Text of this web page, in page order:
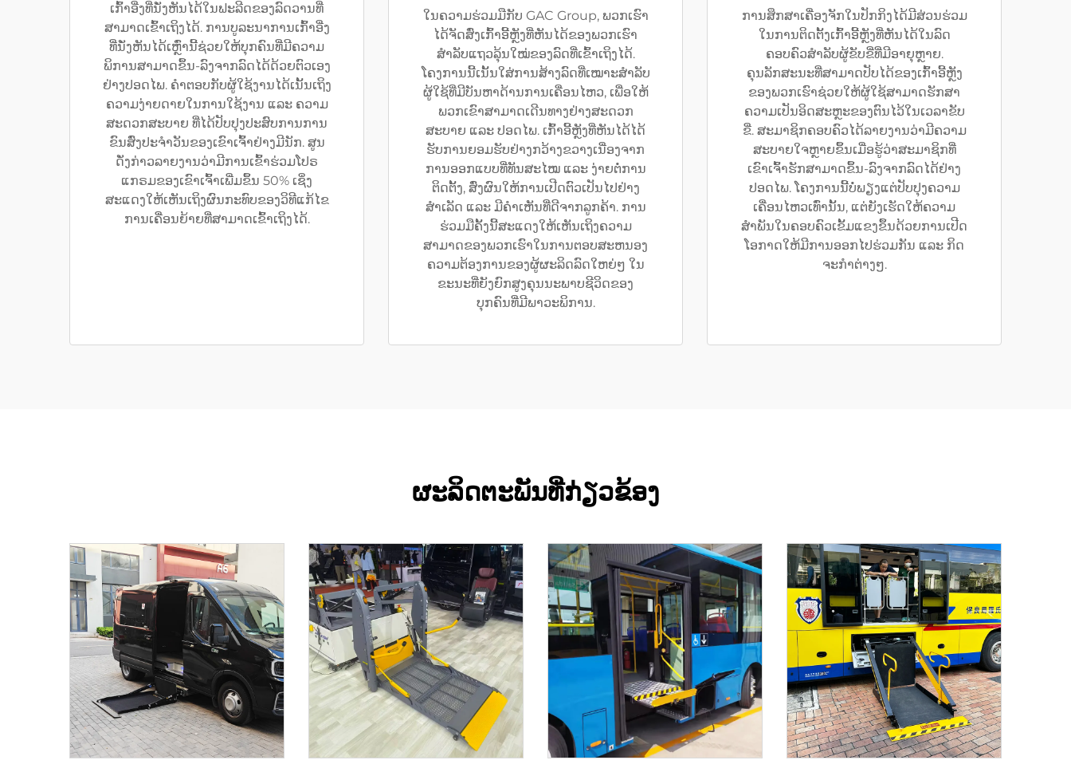
ເກົ້າອີ່ງທີ່ນັ່ງຫັນໄດ້ໃນຟະລີດຂອງລົດວານທີ່
ສາມາດເຂົ້າເຖິງໄດ້. ການບູລະນາການເກົ້າອີ່ງ
ທີ່ນັ່ງຫັນໄດ້ເຫຼົ່ານີ້ຊ່ວຍໃຫ້ບຸກຄົນທີ່ມີຄວາມ
ພິການສາມາດຂຶ້ນ-ລົງຈາກລົດໄດ້ດ້ວຍຕົວເອງ
ຢ່າງປອດໄພ. ຄຳຕອບກັບຜູ້ໃຊ້ງານໄດ້ເນັ້ນເຖິງ
ຄວາມງ່າຍດາຍໃນການໃຊ້ງານ ແລະ ຄວາມ
ສະດວກສະບາຍ ທີ່ໄດ້ປັບປຸງປະສົບການການ
ຂົນສົ່ງປະຈຳວັນຂອງເຂົາເຈົ້າຢ່າງມີນັກ. ສູນ
ດັ່ງກ່າວລາຍງານວ່າມີການເຂົ້າຮ່ວມໂປຣ
ແກຣມຂອງເຂົາເຈົ້າເພີ່ມຂຶ້ນ 50% ເຊິ່ງ
ສະແດງໃຫ້ເຫັນເຖິງຜົນກະທົບຂອງວິທີແກ້ໄຂ
ການເຄື່ອນຍ້າຍທີ່ສາມາດເຂົ້າເຖິງໄດ້.
ໃນຄວາມຮ່ວມມືກັບ GAC Group, ພວກເຮົາ
ໄດ້ຈັດສົ່ງເກົ້າອີ້ຫຼັງທີ່ຫັນໄດ້ຂອງພວກເຮົາ
ສຳລັບແຖວລຸ້ນໃໝ່ຂອງລົດທີ່ເຂົ້າເຖິງໄດ້.
ໂຄງການນີ້ເນັ້ນໃສ່ການສ້າງລົດທີ່ເໝາະສຳລັບ
ຜູ້ໃຊ້ທີ່ມີບັນຫາດ້ານການເຄື່ອນໄຫວ, ເພື່ອໃຫ້
ພວກເຂົາສາມາດເດີນທາງຢ່າງສະດວກ
ສະບາຍ ແລະ ປອດໄພ. ເກົ້າອີ້ຫຼັງທີ່ຫັນໄດ້ໄດ້
ຮັບການຍອມຮັບຢ່າງກວ້າງຂວາງເນື່ອງຈາກ
ການອອກແບບທີ່ທັນສະໄໝ ແລະ ງ່າຍຕໍ່ການ
ຕິດຕັ້ງ, ສົ່ງຜົນໃຫ້ການເປີດຕົວເປັນໄປຢ່າງ
ສຳເລັດ ແລະ ມີຄຳເຫັນທີ່ດີຈາກລູກຄ້າ. ການ
ຮ່ວມມືຄັ້ງນີ້ສະແດງໃຫ້ເຫັນເຖິງຄວາມ
ສາມາດຂອງພວກເຮົາໃນການຕອບສະຫນອງ
ຄວາມຕ້ອງການຂອງຜູ້ຜະລິດລົດໃຫຍ່ໆ ໃນ
ຂະນະທີ່ຍັງຍົກສູງຄຸນນະພາບຊີວິດຂອງ
ບຸກຄົນທີ່ມີພາວະພິການ.
ການສຶກສາເຄື່ອງຈັກໃນປັກກິງໄດ້ມີສ່ວນຮ່ວມ
ໃນການຕິດຕັ້ງເກົ້າອີ້ຫຼັງທີ່ຫັນໄດ້ໃນລົດ
ຄອບຄົວສຳລັບຜູ້ຂັບຂີ່ທີ່ມີອາຍຸຫຼາຍ.
ຄຸນລັກສະນະທີ່ສາມາດປັບໄດ້ຂອງເກົ້າອີ້ຫຼັງ
ຂອງພວກເຮົາຊ່ວຍໃຫ້ຜູ້ໃຊ້ສາມາດຮັກສາ
ຄວາມເປັນອິດສະຫຼະຂອງຕົນໄວ້ໃນເວລາຂັບ
ຂີ່. ສະມາຊິກຄອບຄົວໄດ້ລາຍງານວ່າມີຄວາມ
ສະບາຍໃຈຫຼາຍຂຶ້ນເມື່ອຮູ້ວ່າສະມາຊິກທີ່
ເຂົາເຈົ້າຮັກສາມາດຂຶ້ນ-ລົງຈາກລົດໄດ້ຢ່າງ
ປອດໄພ. ໂຄງການນີ້ບໍ່ພຽງແຕ່ປັບປຸງຄວາມ
ເຄື່ອນໄຫວເທົ່ານັ້ນ, ແຕ່ຍັງເຮັດໃຫ້ຄວາມ
ສຳພັນໃນຄອບຄົວເຂັ້ມແຂງຂຶ້ນດ້ວຍການເປີດ
ໂອກາດໃຫ້ມີການອອກໄປຮ່ວມກັນ ແລະ ກິດ
ຈະກຳຕ່າງໆ.
ຜະລິດຕະພັນທີ່ກ່ຽວຂ້ອງ